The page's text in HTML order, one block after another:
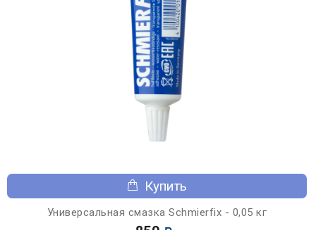
Купить
Универсальная смазка Schmierfix - 0,05 кг